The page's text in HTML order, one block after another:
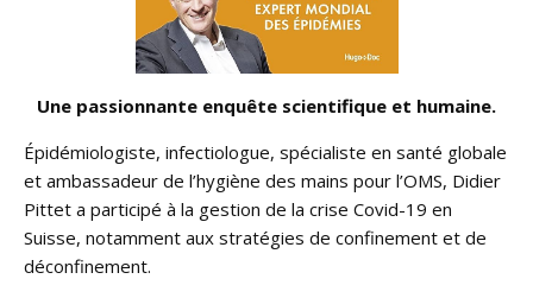
Une passionnante enquête scientifique et humaine.
Épidémiologiste, infectiologue, spécialiste en santé globale
et ambassadeur de l’hygiène des mains pour l’OMS, Didier
Pittet a participé à la gestion de la crise Covid-19 en
Suisse, notamment aux stratégies de confinement et de
déconfinement.